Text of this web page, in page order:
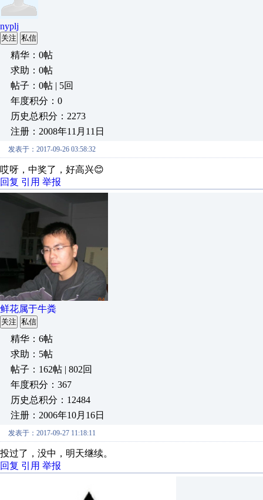
nyplj
关注 私信
精华：0帖
求助：0帖
帖子：0帖 | 5回
年度积分：0
历史总积分：2273
注册：2008年11月11日
发表于：2017-09-26 03:58:32
哎呀，中奖了，好高兴😊
回复 引用 举报
鲜花属于牛粪
关注 私信
精华：6帖
求助：5帖
帖子：162帖 | 802回
年度积分：367
历史总积分：12484
注册：2006年10月16日
发表于：2017-09-27 11:18:11
投过了，没中，明天继续。
回复 引用 举报